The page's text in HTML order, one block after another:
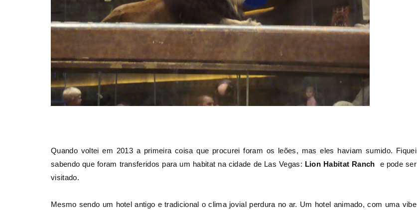
Quando voltei em 2013 a primeira coisa que procurei foram os leões, mas eles haviam sumido. Fiquei
sabendo que foram transferidos para um habitat na cidade de Las Vegas: Lion Habitat Ranch e pode ser
visitado.
Mesmo sendo um hotel antigo e tradicional o clima jovial perdura no ar. Um hotel animado, com uma vibe